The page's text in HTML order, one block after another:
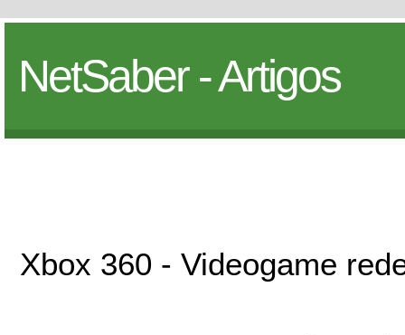
NetSaber - Artigos
Xbox 360 - Videogame